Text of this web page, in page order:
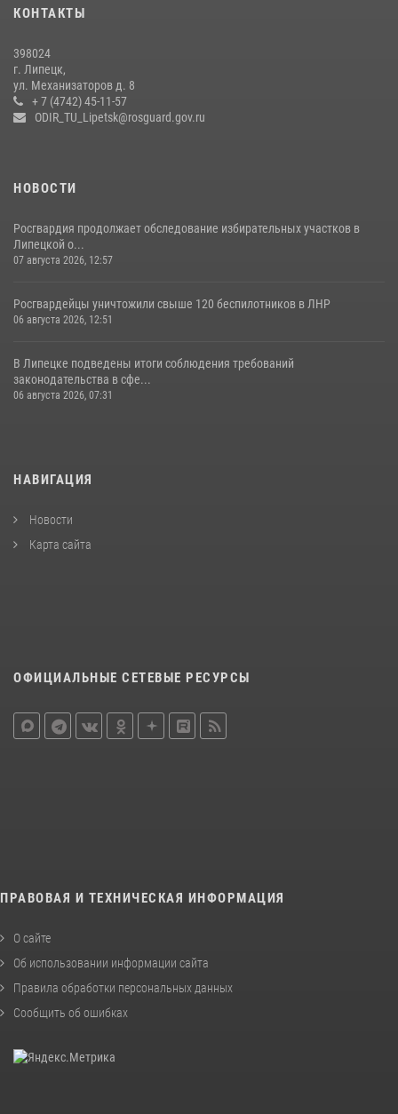
20 июля 2026, 12:22
Липецке
17 июля 2026, 12:26 5
КОНТАКТЫ
398024
г. Липецк,
ул. Механизаторов д. 8
+ 7 (4742) 45-11-57
ODIR_TU_Lipetsk@rosguard.gov.ru
НОВОСТИ
Росгвардия продолжает обследование избирательных участков в
Липецкой о...
07 августа 2026, 12:57
Росгвардейцы уничтожили свыше 120 беспилотников в ЛНР
06 августа 2026, 12:51
В Липецке подведены итоги соблюдения требований
законодательства в сфе...
06 августа 2026, 07:31
НАВИГАЦИЯ
Новости
Карта сайта
ОФИЦИАЛЬНЫЕ СЕТЕВЫЕ РЕСУРСЫ
ПРАВОВАЯ И ТЕХНИЧЕСКАЯ ИНФОРМАЦИЯ
О сайте
Об использовании информации сайта
Правила обработки персональных данных
Сообщить об ошибках